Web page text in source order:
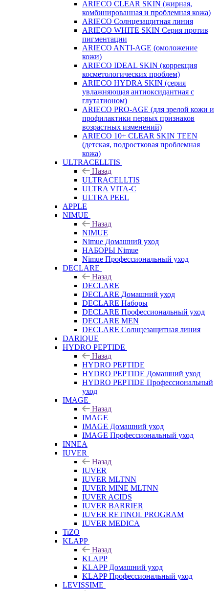
ARIECO CLEAR SKIN (жирная,
комбинированная и проблемная кожа)
ARIECO Солнцезащитная линия
ARIECO WHITE SKIN Серия против
пигментации
ARIECO ANTI-AGE (омоложение
кожи)
ARIECO IDEAL SKIN (коррекция
косметологических проблем)
ARIECO HYDRA SKIN (серия
увлажняющая антиоксидантная с
глутатионом)
ARIECO PRO-AGE (для зрелой кожи и
профилактики первых признаков
возрастных изменений)
ARIECO 10+ CLEAR SKIN TEEN
(детская, подростковая проблемная
кожа)
ULTRACELLTIS
Назад
ULTRACELLTIS
ULTRA VITA-C
ULTRA PEEL
APPLE
NIMUE
Назад
NIMUE
Nimue Домашний уход
НАБОРЫ Nimue
Nimue Профессиональный уход
DECLARE
Назад
DECLARE
DECLARE Домашний уход
DECLARE Наборы
DECLARE Профессиональный уход
DECLARE MEN
DECLARE Солнцезащитная линия
DARIQUE
HYDRO PEPTIDE
Назад
HYDRO PEPTIDE
HYDRO PEPTIDE Домашний уход
HYDRO PEPTIDE Профессиональный
уход
IMAGE
Назад
IMAGE
IMAGE Домашний уход
IMAGE Профессиональный уход
INNEA
IUVER
Назад
IUVER
IUVER MLTNN
IUVER MINE MLTNN
IUVER ACIDS
IUVER BARRIER
IUVER RETINOL PROGRAM
IUVER MEDICA
TiZO
KLAPP
Назад
KLAPP
KLAPP Домашний уход
KLAPP Профессиональный уход
LEVISSIME